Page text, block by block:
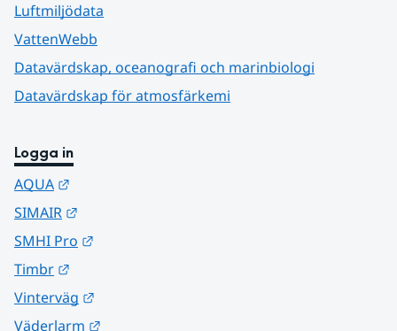
Luftmiljödata
VattenWebb
Datavärdskap, oceanografi och marinbiologi
Datavärdskap för atmosfärkemi
Logga in
AQUA
SIMAIR
SMHI Pro
Timbr
Vinterväg
Väderlarm